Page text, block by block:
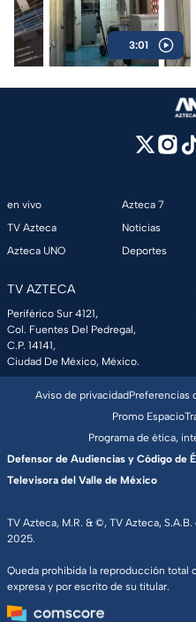
3:01
en vivo
TV Azteca
Azteca UNO
Azteca 7
Noticias
Deportes
TV AZTECA
Periférico Sur 4121,
Col. Fuentes Del Pedregal,
C.P. 14141,
Ciudad De México, México.
TV Azteca, M.R. & ©, TV Azteca,
2025.
Queda prohibida la reproducción total
expresa y por escrito de su titular.
Aviso de privacidadPreferencias
Promo Espacio
Programa de ética,
Defensor de Audiencias y Código de
Televisora del Valle de México